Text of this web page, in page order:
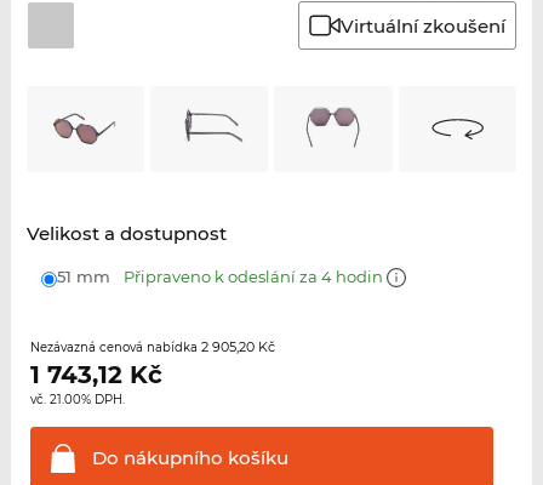
Virtuální zkoušení
Velikost a dostupnost
51 mm Připraveno k odeslání za 4 hodin
Nezávazná cenová nabídka 2 905,20 Kč
1 743,12Kč
vč. 21.00% DPH.
Do nákupního košíku